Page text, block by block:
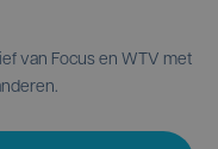
van Focus en WTV met